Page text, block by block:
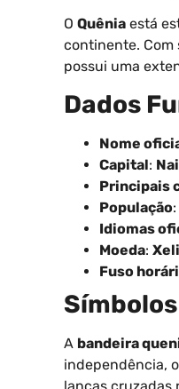
O Quênia está
continente. Com
possui uma
Dados
Nome
Capital:
Principais
População
Idiomas
Moeda:
Fuso
A bandeira
independência,